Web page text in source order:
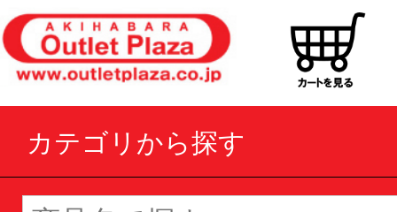
カテゴリから探す